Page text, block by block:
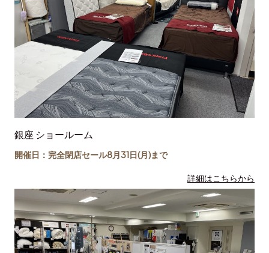
銀座 ショールーム
開催日：完全閉店セール8月31日(月)まで
詳細はこちらから